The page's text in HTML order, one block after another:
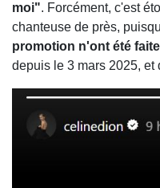
moi". Forcément, c'est
chanteuse de près,
promotion n'ont été
depuis le 3 mars 2025, et